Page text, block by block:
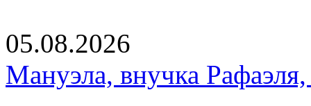
05.08.2026
Мануэла, внучка